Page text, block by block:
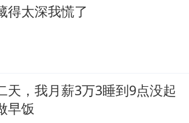
得太深我慌了
天，我月薪3万3睡到9点没起
早饭